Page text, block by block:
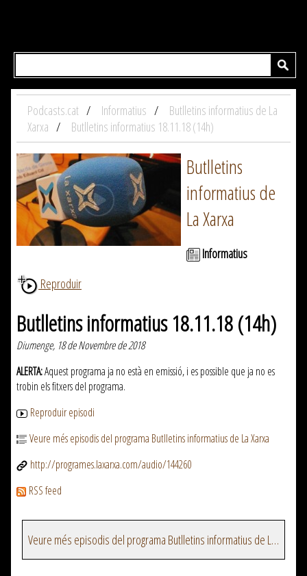
Podcasts.cat Informatius
Butlletins informatius de La
Xarxa
Butlletins informatius 18.11.18 (14h)
Butlletins
informatius de
La Xarxa
Informatius
Reproduir
Butlletins informatius 18.11.18 (14h)
Diumenge, 18 de Novembre de 2018
ALERTA:Aquest programa ja no està en emissió, i es possible que ja no es
trobin els fitxers del programa.
Reproduir episodi
Veure més episodis del programa Butlletins informatius de La Xarxa
http://programes.laxarxa.com/audio/144260
RSS feed
Veure més episodis del programa Butlletins informatius de La Xarxa